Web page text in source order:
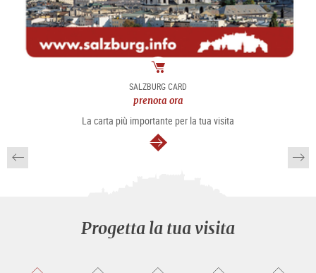
Pacchetto
SALZBURG CARD
prenota ora
La carta più importante per la tua visita
segue
Progetta la tua visita